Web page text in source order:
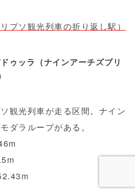
プソ観光列車の折り返し駅）
ゥッラ（ナインアーチズブリ
観光列車が走る区間。ナイン
ダラループがある。